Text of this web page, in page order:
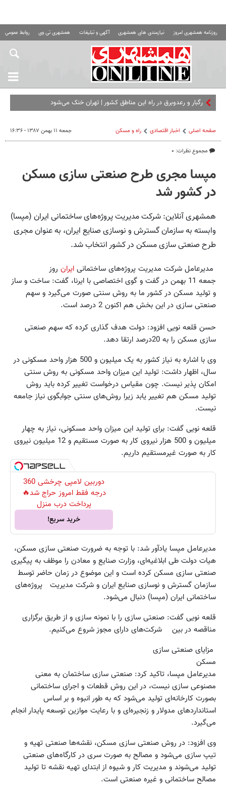
روزنامه همشهری امروز نیازمندی های همشهری آگهی و تبلیغات همشهری تی وی روابط عمومی
رگبار و رعدوبرق در راه این مناطق کشور | تهران خنک می‌شود
صفحه اصلی اخبار اقتصادی راه و مسکن
مجموع نظرات: ۰
جمعه ۱۱ بهمن ۱۳۸۷ - ۱۶:۳۶
مپسا مجری طرح صنعتی سازی مسکن
در کشور شد
همشهری آنلاین: شرکت مدیریت پروژه‌های ساختمانی ایران (مپسا)
وابسته به سازمان گسترش و نوسازی صنایع ایران،‌ به عنوان مجری
طرح صنعتی سازی مسکن‌ در کشور انتخاب شد.
مدیرعامل شرکت مدیریت پروژه‌های ساختمانی ایران روز
جمعه 11 بهمن در گفت و گوی اختصاصی با ایرنا، گفت: ساخت و ساز
و تولید مسکن در کشور ما به روش سنتی صورت می‌گیرد و سهم
صنعتی سازی در این بخش هم اکنون 2 درصد است.
حسن قلعه نویی افزود: دولت هدف گذاری کرده که سهم صنعتی
سازی مسکن را به 20درصد ارتقا دهد.
وی با اشاره به نیاز کشور به یک میلیون و 500 هزار واحد مسکونی در
سال، اظهار داشت: تولید این میزان واحد مسکونی به روش سنتی
امکان پذیر نیست. چون مقیاس درخواست تغییر کرده باید روش
تولید مسکن هم تغییر یابد زیرا روش‌های سنتی جوابگوی نیاز جامعه
نیست.
قلعه نویی گفت: برای تولید این میزان واحد مسکونی، نیاز به چهار
میلیون و 500 هزار نیروی کار به صورت مستقیم و 12 میلیون نیروی
کار به صورت غیرمستقیم داریم.
دوربین لامپی چرخشی 360
درجه فقط امروز حراج شد🔥
پرداخت درب منزل
خرید سریع!
مدیرعامل مپسا یادآور شد: با توجه به ضرورت صنعتی سازی مسکن،
هیات دولت طی ابلاغیه‌ای، وزارت صنایع و معادن را موظف به پیگیری
صنعتی سازی مسکن کرده است و این موضوع در زمان حاضر توسط
سازمان گسترش و نوسازی صنایع ایران و شرکت مدیریت پروژه‌های
ساختمانی ایران (مپسا) دنبال می‌شود.
قلعه نویی گفت: صنعتی سازی را با نمونه سازی و از طریق برگزاری
مناقصه در بین شرکت‌های دارای مجوز شروع می‌کنیم.
مزایای صنعتی سازی
مسکن
مدیرعامل مپسا، تاکید کرد: صنعتی سازی ساختمان به معنی
مصنوعی سازی نیست، در این روش قطعات و اجرای ساختمانی
بصورت کارخانه‌ای تولید می‌شود که به طور انبوه و بر اساس
استانداردهای مدولار و زنجیره‌ای و با رعایت موازین توسعه پایدار انجام
می‌گیرد.
وی افزود: در روش صنعتی سازی مسکن، نقشه‌ها صنعتی تهیه و
تیپ سازی می‌شود و مصالح به صورت سری در کارگاه‌های صنعتی
تولید می‌شوند و مدیریت کار و شیوه از ابتدای تهیه نقشه تا تولید
مصالح ساختمانی و غیره صنعتی است.